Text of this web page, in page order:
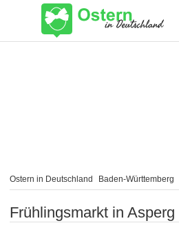
Ostern in Deutschland Baden-Württemberg
Frühlingsmarkt in Asperg